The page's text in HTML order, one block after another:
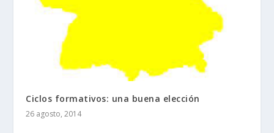
Ciclos formativos: una buena elección
26 agosto, 2014